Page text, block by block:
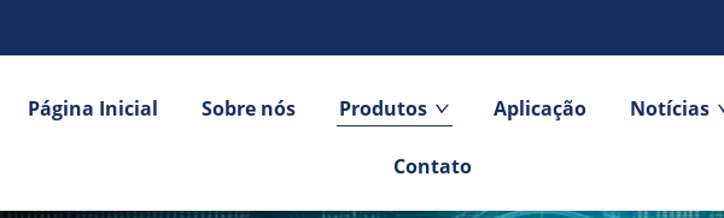
Página Inicial Sobre nós Produtos Aplicação Notícias
Contato